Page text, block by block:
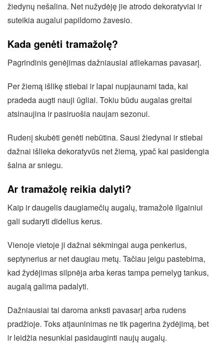
žiedynų nešalina. Net nužydėję jie atrodo dekoratyviai ir
suteikia augalui papildomo žavesio.
Kada genėti tramažolę?
Pagrindinis genėjimas dažniausiai atliekamas pavasarį.
Per žiemą išlikę stiebai ir lapai nupjaunami tada, kai
pradeda augti nauji ūgliai. Tokiu būdu augalas greitai
atsinaujina ir pasiruošia naujam sezonui.
Rudenį skubėti genėti nebūtina. Sausi žiedynai ir stiebai
dažnai išlieka dekoratyvūs net žiemą, ypač kai pasidengia
šalna ar sniegu.
Ar tramažolę reikia dalyti?
Kaip ir daugelis daugiamečių augalų, tramažolė ilgainiui
gali sudaryti didelius kerus.
Vienoje vietoje ji dažnai sėkmingai auga penkerius,
septynerius ar net daugiau metų. Tačiau jeigu pastebima,
kad žydėjimas silpnėja arba keras tampa pernelyg tankus,
augalą galima padalyti.
Dažniausiai tai daroma anksti pavasarį arba rudens
pradžioje. Toks atjauninimas ne tik pagerina žydėjimą, bet
ir leidžia nesunkiai pasidauginti naujų augalų.